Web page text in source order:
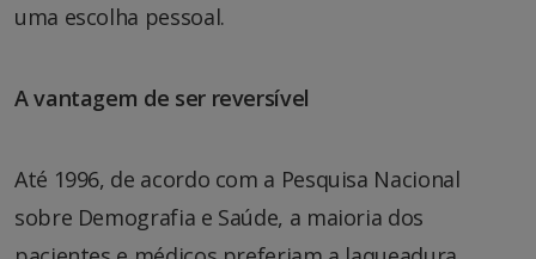
uma escolha pessoal.
A vantagem de ser reversível
Até 1996, de acordo com a Pesquisa Nacional
sobre Demografia e Saúde, a maioria dos